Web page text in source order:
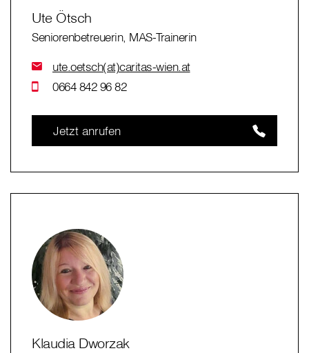
Ute Ötsch
Seniorenbetreuerin, MAS-Trainerin
ute.oetsch(at)caritas-wien.at
0664 842 96 82
Jetzt anrufen
Klaudia Dworzak